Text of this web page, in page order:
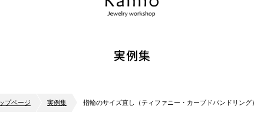
実例集
プページ 実例集 指輪のサイズ直し（ティファニー・カーブドバンドリング）